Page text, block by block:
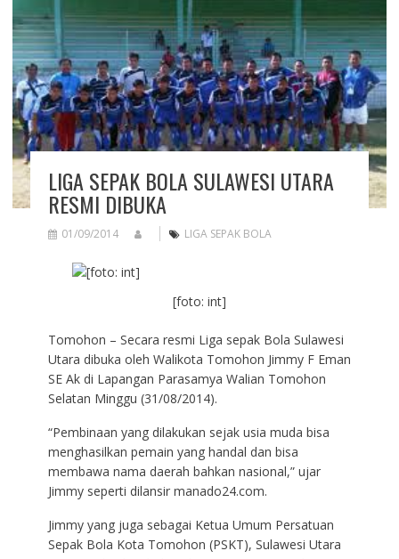
LIGA SEPAK BOLA SULAWESI UTARA
RESMI DIBUKA
01/09/2014 LIGA SEPAK BOLA
[foto: int]
Tomohon – Secara resmi Liga sepak Bola Sulawesi
Utara dibuka oleh Walikota Tomohon Jimmy F Eman
SE Ak di Lapangan Parasamya Walian Tomohon
Selatan Minggu (31/08/2014).
“Pembinaan yang dilakukan sejak usia muda bisa
menghasilkan pemain yang handal dan bisa
membawa nama daerah bahkan nasional,” ujar
Jimmy seperti dilansir manado24.com.
Jimmy yang juga sebagai Ketua Umum Persatuan
Sepak Bola Kota Tomohon (PSKT), Sulawesi Utara